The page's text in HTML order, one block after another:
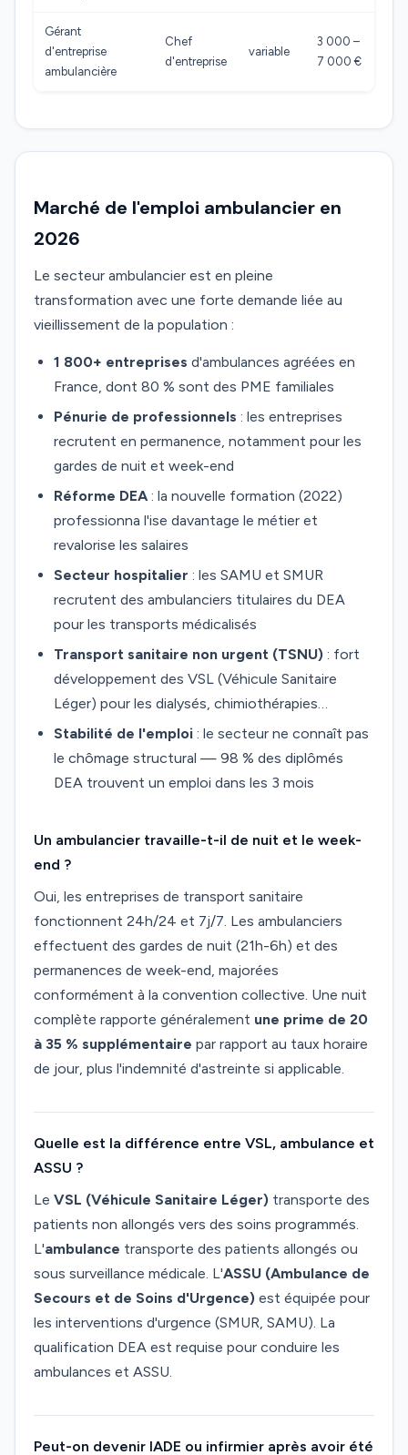
Gérant
d'entreprise
ambulancière
Chef
d'entreprise
variable
3 000 –
7 000 €
Marché de l'emploi ambulancier en
2026
Le secteur ambulancier est en pleine
transformation avec une forte demande liée au
vieillissement de la population :
1 800+ entreprises d'ambulances agréées en
France, dont 80 % sont des PME familiales
Pénurie de professionnels : les entreprises
recrutent en permanence, notamment pour les
gardes de nuit et week-end
Réforme DEA : la nouvelle formation (2022)
professionna l'ise davantage le métier et
revalorise les salaires
Secteur hospitalier : les SAMU et SMUR
recrutent des ambulanciers titulaires du DEA
pour les transports médicalisés
Transport sanitaire non urgent (TSNU) : fort
développement des VSL (Véhicule Sanitaire
Léger) pour les dialysés, chimiothérapies…
Stabilité de l'emploi : le secteur ne connaît pas
le chômage structural — 98 % des diplômés
DEA trouvent un emploi dans les 3 mois
Un ambulancier travaille-t-il de nuit et le week-
end ?
Oui, les entreprises de transport sanitaire
fonctionnent 24h/24 et 7j/7. Les ambulanciers
effectuent des gardes de nuit (21h-6h) et des
permanences de week-end, majorées
conformément à la convention collective. Une nuit
complète rapporte généralement une prime de 20
à 35 % supplémentaire par rapport au taux horaire
de jour, plus l'indemnité d'astreinte si applicable.
Quelle est la différence entre VSL, ambulance et
ASSU ?
Le VSL (Véhicule Sanitaire Léger) transporte des
patients non allongés vers des soins programmés.
L'ambulance transporte des patients allongés ou
sous surveillance médicale. L'ASSU (Ambulance de
Secours et de Soins d'Urgence) est équipée pour
les interventions d'urgence (SMUR, SAMU). La
qualification DEA est requise pour conduire les
ambulances et ASSU.
Peut-on devenir IADE ou infirmier après avoir été